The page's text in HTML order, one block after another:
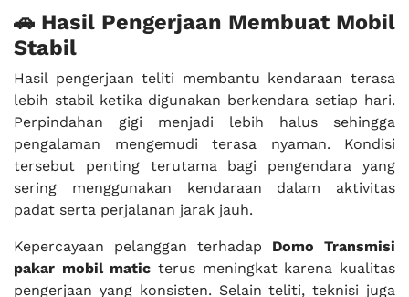
🚗 Hasil Pengerjaan Membuat Mobil
Stabil
Hasil pengerjaan teliti membantu kendaraan terasa
lebih stabil ketika digunakan berkendara setiap hari.
Perpindahan gigi menjadi lebih halus sehingga
pengalaman mengemudi terasa nyaman. Kondisi
tersebut penting terutama bagi pengendara yang
sering menggunakan kendaraan dalam aktivitas
padat serta perjalanan jarak jauh.
Kepercayaan pelanggan terhadap Domo Transmisi
pakar mobil matic terus meningkat karena kualitas
pengerjaan yang konsisten. Selain teliti, teknisi juga